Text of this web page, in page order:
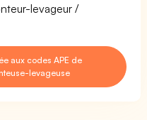
levageur /
aux codes APE de
levageuse